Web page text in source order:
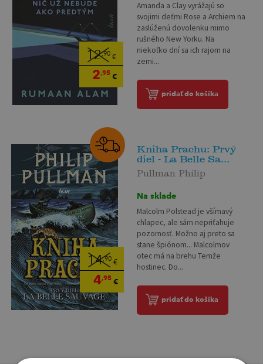
12,90 €
2,95 €
Amanda a Clay vyrážajú so
svojimi deťmi Rose a Archiem na
zaslúženú dovolenku mimo
rušného New Yorku. Na
niekoľko dní sa ich rajom na
zemi...
pridať do košíka
14,90€
4,95€
Kniha Prachu: Prvý
diel - La Belle Sa...
Pullman Philip
Na sklade
Malcolm Polstead je všímavý
chlapec, ale sám nepriťahuje
pozornosť. Možno aj preto sa
stane špiónom... Malcolmov
otec má na brehu Temže
hostinec. Do...
pridať do košíka